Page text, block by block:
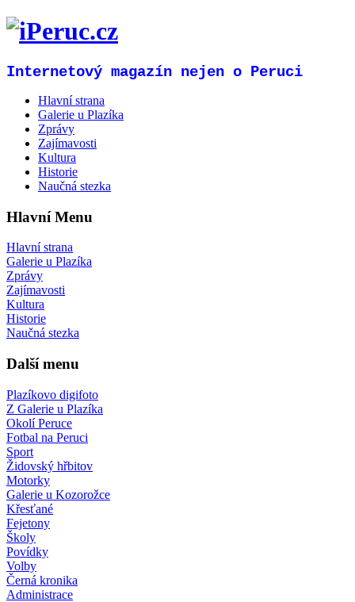
Internetový magazín nejen o Peruci
Hlavní strana
Galerie u Plazíka
Zprávy
Zajímavosti
Kultura
Historie
Naučná stezka
Hlavní Menu
Hlavní strana
Galerie u Plazíka
Zprávy
Zajímavosti
Kultura
Historie
Naučná stezka
Další menu
Plazíkovo digifoto
Z Galerie u Plazíka
Okolí Peruce
Fotbal na Peruci
Sport
Židovský hřbitov
Motorky
Galerie u Kozorožce
Křesťané
Fejetony
Školy
Povídky
Volby
Černá kronika
Administrace